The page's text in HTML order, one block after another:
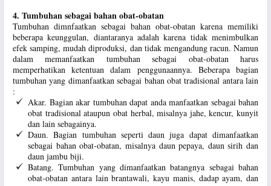
4. Tumbuhan sebagai bahan obat-obatan
Tumbuhan dimnfaatkan sebagai bahan obat-obatan karena memiliki
beberapa keunggulan, diantaranya adalah karena tidak menimbulkan
efek samping, mudah diproduksi, dan tidak mengandung racun. Namun
dalam memanfaatkan tumbuhan sebagai obat-obatan harus
memperhatikan ketentuan dalam penggunaannya. Beberapa bagian
tumbuhan yang dimanfaatkan sebagai bahan obat tradisional antara lain
:
Akar. Bagian akar tumbuhan dapat anda manfaatkan sebagai bahan
obat tradisional ataupun obat herbal, misalnya jahe, kencur, kunyit
dan lain sebagainya.
Daun. Bagian tumbuhan seperti daun juga dapat dimanfaatkan
sebagai bahan obat-obatan, misalnya daun pepaya, daun sirih dan
daun jambu biji.
Batang. Tumbuhan yang dimanfaatkan batangnya sebagai bahan
obat-obatan antara lain brantawali, kayu manis, dadap ayam, dan